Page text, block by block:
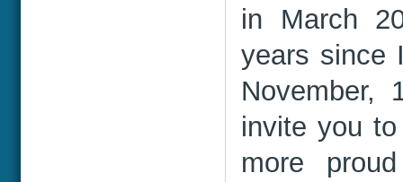
in March
years since
November,
invite you
more